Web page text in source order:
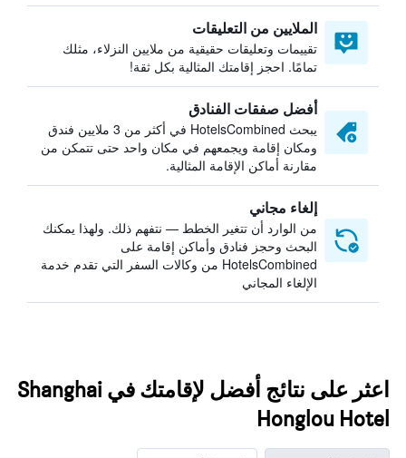
الملايين من التعليقات
تقييمات وتعليقات حقيقية من ملايين النزلاء، مثلك
تمامًا. احجز إقامتك المثالية بكل ثقة!
أفضل صفقات الفنادق
يبحث HotelsCombined في أكثر من 3 ملايين فندق
ومكان إقامة ويجمعهم في مكان واحد حتى تتمكن من
مقارنة أماكن الإقامة المثالية.
إلغاء مجاني
من الوارد أن تتغير الخطط — نتفهم ذلك. ولهذا يمكنك
البحث وحجز فنادق وأماكن إقامة على
HotelsCombined من وكالات السفر التي تقدم خدمة
الإلغاء المجاني
اعثر على نتائج أفضل لإقامتك في Shanghai
Honglou Hotel